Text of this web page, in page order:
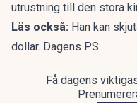
utrustning till den stora
Läs också: Han kan
dollar. Dagens PS
Få dagens